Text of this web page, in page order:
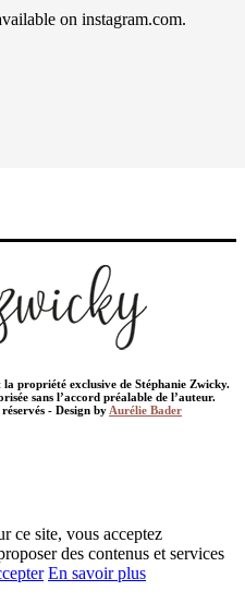
on instagram.com.
la propriété exclusive de Stéphanie Zwicky.
sans l’accord préalable de l’auteur.
- Design by Aurélie Bader
ce site, vous acceptez
des contenus et services
En savoir plus